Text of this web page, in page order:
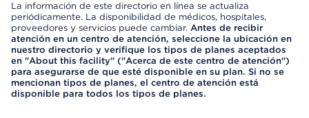
La información de este directorio en línea se actualiza
periódicamente. La disponibilidad de médicos, hospitales,
proveedores y servicios puede cambiar. Antes de recibir
atención en un centro de atención, seleccione la ubicación en
nuestro directorio y verifique los tipos de planes aceptados
en "About this facility" ("Acerca de este centro de atención")
para asegurarse de que esté disponible en su plan. Si no se
mencionan tipos de planes, el centro de atención está
disponible para todos los tipos de planes.